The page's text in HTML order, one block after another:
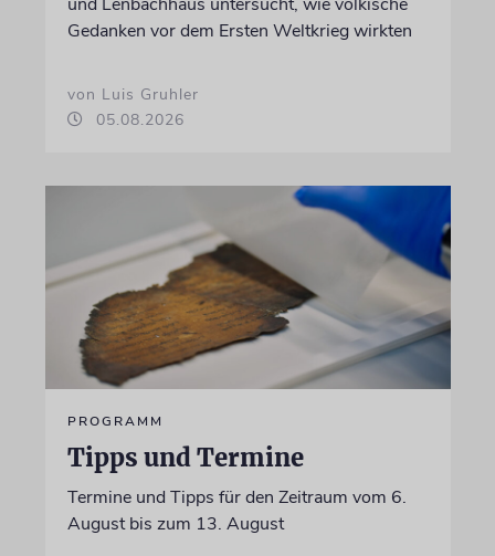
Gedanken vor dem Ersten Weltkrieg wirkten
von Luis Gruhler
05.08.2026
PROGRAMM
Tipps und Termine
Termine und Tipps für den Zeitraum vom 6.
August bis zum 13. August